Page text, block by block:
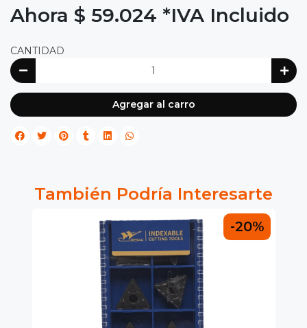
Ahora $ 59.024 *IVA Incluido
CANTIDAD
Agregar al carro
También Podría Interesarte
-20%